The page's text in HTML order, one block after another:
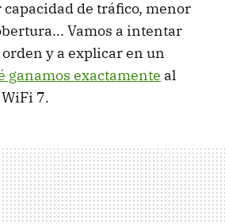
capacidad de tráfico, menor
Vamos a intentar
y a explicar en un
ganamos exactamente al
7.